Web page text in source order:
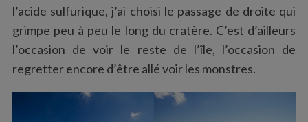
l’acide sulfurique, j’ai choisi le passage de droite qui
grimpe peu à peu le long du cratère. C’est d’ailleurs
l’occasion de voir le reste de l’île, l’occasion de
regretter encore d’être allé voir les monstres.